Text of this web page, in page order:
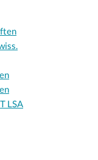
LSA